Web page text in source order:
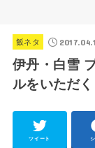
飯ネタ
伊丹・白雪
ルをいただく
ツイート